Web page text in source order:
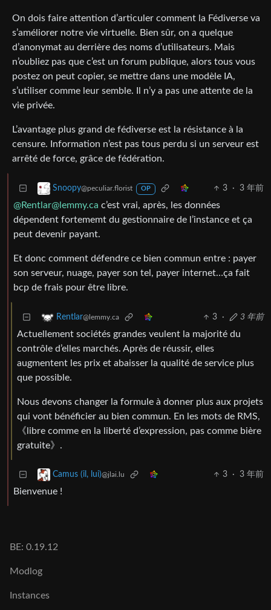
On dois faire attention d’articuler comment la Fédiverse va
s’améliorer notre vie virtuelle. Bien sûr, on a quelque
d’anonymat au derrière des noms d’utilisateurs. Mais
n’oubliez pas que c’est un forum publique, alors tous vous
postez on peut copier, se mettre dans une modèle IA,
s’utiliser comme leur semble. Il n’y a pas une attente de la
vie privée.
L’avantage plus grand de fédiverse est la résistance à la
censure. Information n’est pas tous perdu si un serveur est
arrêté de force, grâce de fédération.
Snoopy@peculiar.florist OP 3 · 3 年前
@Rentlar@lemmy.ca c’est vrai, après, les données
dépendent fortememt du gestionnaire de l’instance et ça
peut devenir payant.
Et donc comment défendre ce bien commun entre : payer
son serveur, nuage, payer son tel, payer internet…ça fait
bcp de frais pour être libre.
Rentlar@lemmy.ca 3 · 3 年前
Actuellement sociétés grandes veulent la majorité du
contrôle d’elles marchés. Après de réussir, elles
augmentent les prix et abaisser la qualité de service plus
que possible.
Nous devons changer la formule à donner plus aux projets
qui vont bénéficier au bien commun. En les mots de RMS,
《libre comme en la liberté d’expression, pas comme bière
gratuite》.
Camus (il, lui)@jlai.lu 3 · 3 年前
Bienvenue !
BE: 0.19.12
Modlog
Instances